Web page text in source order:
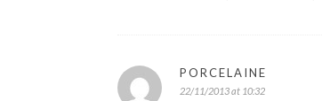
PORCELAINE
22/11/2013 at 10:32